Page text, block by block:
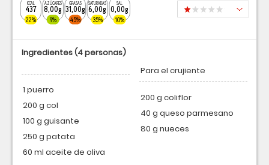
KCAL
437
22%
AZÚCARES
8,00g
9%
GRASAS
31,00g
45%
SATURADAS
6,00g
35%
SAL
0,00g
10%
Ingredientes(4 personas)
1 puerro
200 g col
100 g guisante
250 g patata
60 ml aceite de oliva
Para el crujiente
200 g coliflor
40 g queso parmesano
80 g nueces